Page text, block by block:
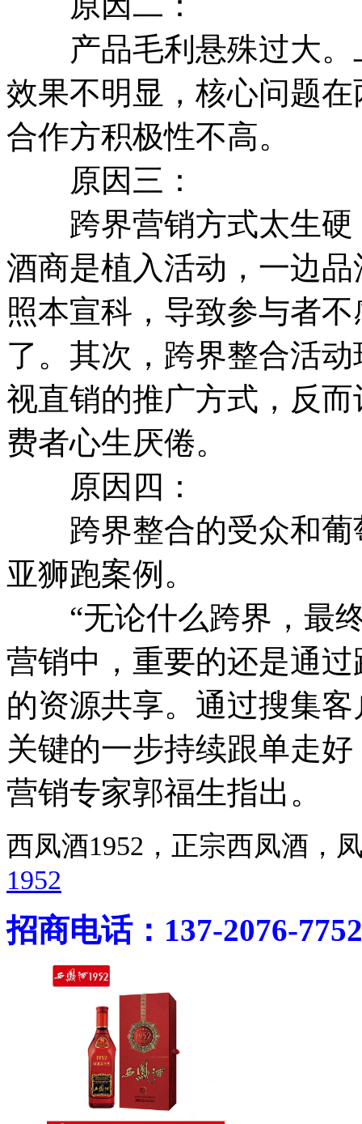
产品毛利悬殊过大。
效果不明显，核心问题
合作方积极性不高。
原因三：
跨界营销方式太生硬
酒商是植入活动，一边
照本宣科，导致参与者
了。其次，跨界整合活
视直销的推广方式，反
费者心生厌倦。
原因四：
跨界整合的受众和葡
亚狮跑案例。
“无论什么跨界，最终
营销中，重要的还是通
的资源共享。通过搜集
关键的一步持续跟单走
营销专家郭福生指出。
西凤酒1952，正宗西凤酒
1952
招商电话：137-2076-7752